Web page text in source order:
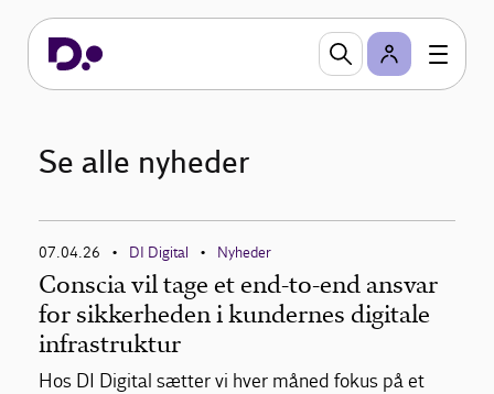
Se alle nyheder
07.04.26 • DI Digital • Nyheder
Conscia vil tage et end-to-end ansvar
for sikkerheden i kundernes digitale
infrastruktur
Hos DI Digital sætter vi hver måned fokus på et